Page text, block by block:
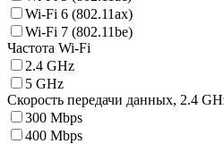
Wi-Fi 6 (802.11ax)
Wi-Fi 7 (802.11be)
Частота Wi-Fi
2.4 GHz
5 GHz
Скорость передачи данных, 2.4
300 Mbps
400 Mbps